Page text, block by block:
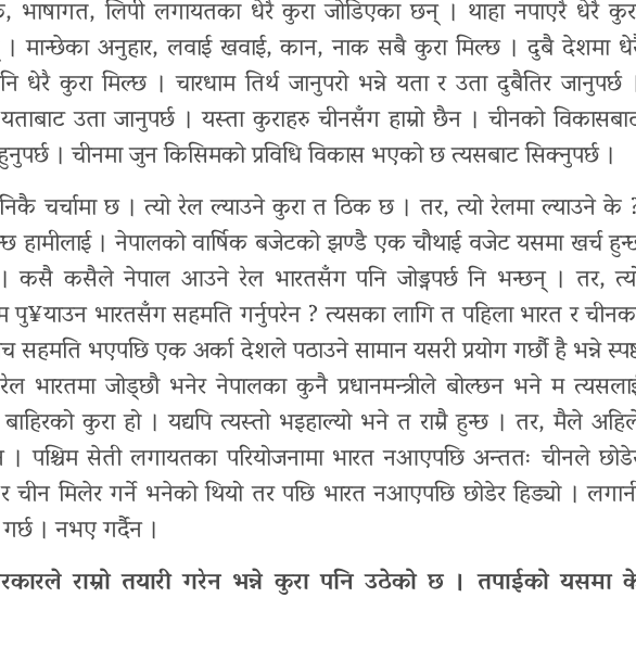
भाषागत, लिपी लगायतका धेरै कुरा जोडिएका छन् । थाहा नपाएरै धेरै
। मान्छेका अनुहार, लवाई खवाई, कान, नाक सबै कुरा मिल्छ । दुबै देशमा
कुरा मिल्छ । चारधाम तिर्थ जानुपरो भन्ने यता र उता दुबैतिर जानुपर्छ
उता जानुपर्छ । यस्ता कुराहरु चीनसँग हाम्रो छैन । चीनको
। चीनमा जुन किसिमको प्रविधि विकास भएको छ त्यसबाट सिक्नुपर्छ ।
चर्चामा छ । त्यो रेल ल्याउने कुरा त ठिक छ । तर, त्यो रेलमा ल्याउने के
हामीलाई । नेपालको वार्षिक बजेटको झण्डै एक चौथाई वजेट यसमा खर्च
कसै कसैले नेपाल आउने रेल भारतसँग पनि जोड्नपर्छ नि भन्छन् । तर,
भारतसँग सहमति गर्नुपरेन ? त्यसका लागि त पहिला भारत र
सहमति भएपछि एक अर्का देशले पठाउने सामान यसरी प्रयोग गर्छौ है भन्ने
भारतमा जोड्छौ भनेर नेपालका कुनै प्रधानमन्त्रीले बोल्छन भने म
कुरा हो । यद्यपि त्यस्तो भइहाल्यो भने त राम्रै हुन्छ । तर, मैले
सेती लगायतका परियोजनामा भारत नआएपछि अन्ततः चीनले
चीन मिलेर गर्ने भनेको थियो तर पछि भारत नआएपछि छोडेर हिड्यो ।
। नभए गर्दैन ।
राम्रो तयारी गरेन भन्ने कुरा पनि उठेको छ । तपाईको यसमा